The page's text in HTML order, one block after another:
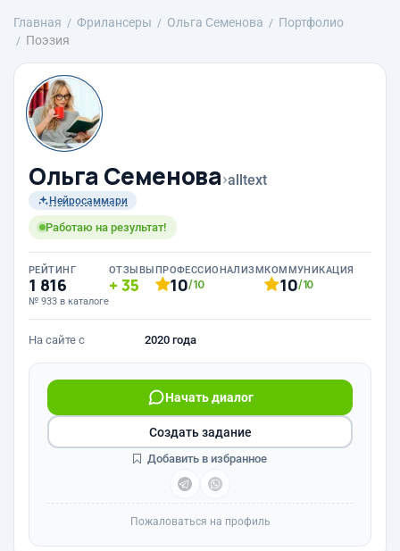
Главная Фрилансеры Ольга Семенова
Портфолио
Поэзия
Ольга Семенова›alltext
Нейросаммари
Работаю на результат!
РЕЙТИНГ
1 816
№ 933 в каталоге
ОТЗЫВЫ
35
ПРОФЕССИОНАЛИЗМ
10/10
КОММУНИКАЦИЯ
10/10
На сайте с 2020 года
Начать диалог
Создать задание
Добавить в избранное
Пожаловаться на профиль